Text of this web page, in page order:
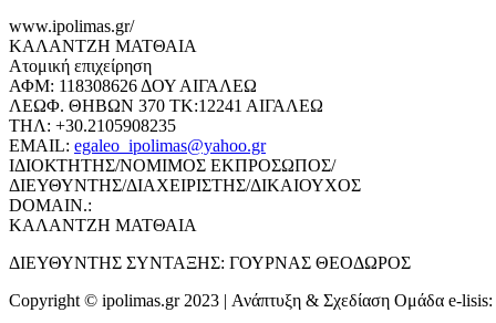
www.ipolimas.gr/
ΚΑΛΑΝΤΖΗ ΜΑΤΘΑΙΑ
Ατομική επιχείρηση
ΑΦΜ: 118308626 ΔΟΥ ΑΙΓΑΛΕΩ
ΛΕΩΦ. ΘΗΒΩΝ 370 ΤΚ:12241 ΑΙΓΑΛΕΩ
ΤΗΛ: +30.2105908235
EMAIL: egaleo_ipolimas@yahoo.gr
ΙΔΙΟΚΤΗΤΗΣ/ΝΟΜΙΜΟΣ ΕΚΠΡΟΣΩΠΟΣ/
ΔΙΕΥΘΥΝΤΗΣ/ΔΙΑΧΕΙΡΙΣΤΗΣ/ΔΙΚΑΙΟΥΧΟΣ
DOMAIN.:
ΚΑΛΑΝΤΖΗ ΜΑΤΘΑΙΑ
ΔΙΕΥΘΥΝΤΗΣ ΣΥΝΤΑΞΗΣ: ΓΟΥΡΝΑΣ ΘΕΟΔΩΡΟΣ
Copyright © ipolimas.gr 2023 | Ανάπτυξη & Σχεδίαση Ομάδα e-lisis: